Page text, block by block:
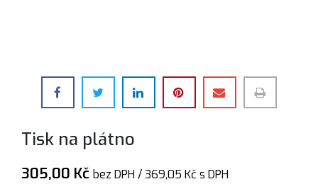
Tisk na plátno
305,00 Kč bez DPH /369,05 Kčs DPH